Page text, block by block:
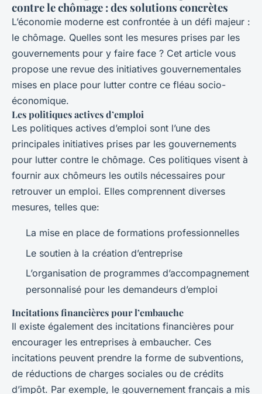
contre le chômage : des solutions concrètes
L’économie moderne est confrontée à un défi majeur :
le chômage. Quelles sont les mesures prises par les
gouvernements pour y faire face ? Cet article vous
propose une revue des initiatives gouvernementales
mises en place pour lutter contre ce fléau socio-
économique.
Les politiques actives d’emploi
Les politiques actives d’emploi sont l’une des
principales initiatives prises par les gouvernements
pour lutter contre le chômage. Ces politiques visent à
fournir aux chômeurs les outils nécessaires pour
retrouver un emploi. Elles comprennent diverses
mesures, telles que:
La mise en place de formations professionnelles
Le soutien à la création d’entreprise
L’organisation de programmes d’accompagnement
personnalisé pour les demandeurs d’emploi
Incitations financières pour l’embauche
Il existe également des incitations financières pour
encourager les entreprises à embaucher. Ces
incitations peuvent prendre la forme de subventions,
de réductions de charges sociales ou de crédits
d’impôt. Par exemple, le gouvernement français a mis